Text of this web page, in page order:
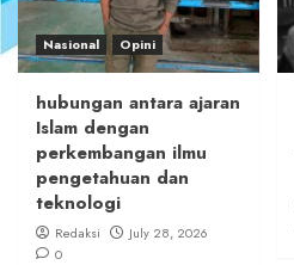
Nasional Opini
hubungan antara ajaran
Islam dengan
perkembangan ilmu
pengetahuan dan
teknologi
Redaksi
July 28, 2026
0